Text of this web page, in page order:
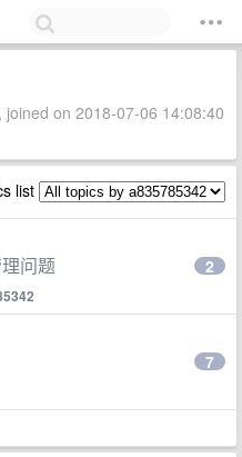
on 2018-07-06 14:08:40
list
问题 2
7